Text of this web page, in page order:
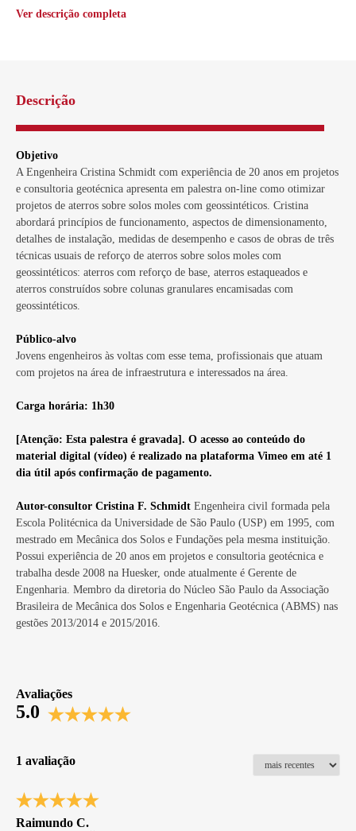
Ver descrição completa
Descrição
Objetivo
A Engenheira Cristina Schmidt com experiência de 20 anos em projetos
e consultoria geotécnica apresenta em palestra on-line como otimizar
projetos de aterros sobre solos moles com geossintéticos. Cristina
abordará princípios de funcionamento, aspectos de dimensionamento,
detalhes de instalação, medidas de desempenho e casos de obras de três
técnicas usuais de reforço de aterros sobre solos moles com
geossintéticos: aterros com reforço de base, aterros estaqueados e
aterros construídos sobre colunas granulares encamisadas com
geossintéticos.
Público-alvo
Jovens engenheiros às voltas com esse tema, profissionais que atuam
com projetos na área de infraestrutura e interessados na área.
Carga horária: 1h30
[Atenção: Esta palestra é gravada]. O acesso ao conteúdo do
material digital (vídeo) é realizado na plataforma Vimeo em até 1
dia útil após confirmação de pagamento.
Autor-consultor Cristina F. Schmidt Engenheira civil formada pela
Escola Politécnica da Universidade de São Paulo (USP) em 1995, com
mestrado em Mecânica dos Solos e Fundações pela mesma instituição.
Possui experiência de 20 anos em projetos e consultoria geotécnica e
trabalha desde 2008 na Huesker, onde atualmente é Gerente de
Engenharia. Membro da diretoria do Núcleo São Paulo da Associação
Brasileira de Mecânica dos Solos e Engenharia Geotécnica (ABMS) nas
gestões 2013/2014 e 2015/2016.
Avaliações
5.0
1 avaliação
Raimundo C.